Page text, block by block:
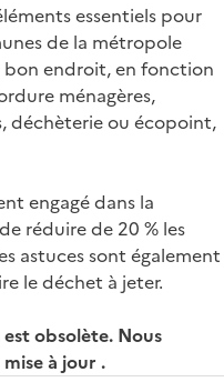
essentiels pour
de la métropole
bon endroit, en fonction
ménagères,
déchèterie ou écopoint,
engagé dans la
réduire de 20 % les
astuces sont également
le déchet à jeter.
obsolète. Nous
à jour .